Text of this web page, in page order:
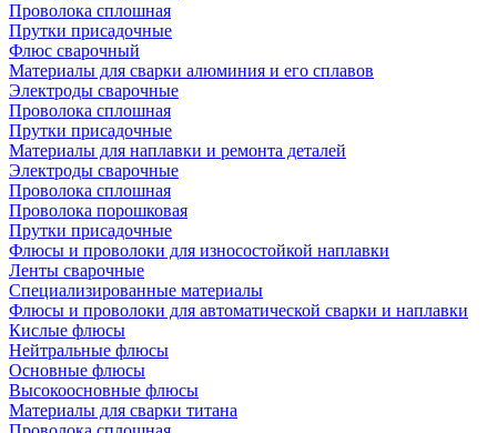
Проволока сплошная
Прутки присадочные
Флюс сварочный
Материалы для сварки алюминия и его сплавов
Электроды сварочные
Проволока сплошная
Прутки присадочные
Материалы для наплавки и ремонта деталей
Электроды сварочные
Проволока сплошная
Проволока порошковая
Прутки присадочные
Флюсы и проволоки для износостойкой наплавки
Ленты сварочные
Специализированные материалы
Флюсы и проволоки для автоматической сварки и наплавки
Кислые флюсы
Нейтральные флюсы
Основные флюсы
Высокоосновные флюсы
Материалы для сварки титана